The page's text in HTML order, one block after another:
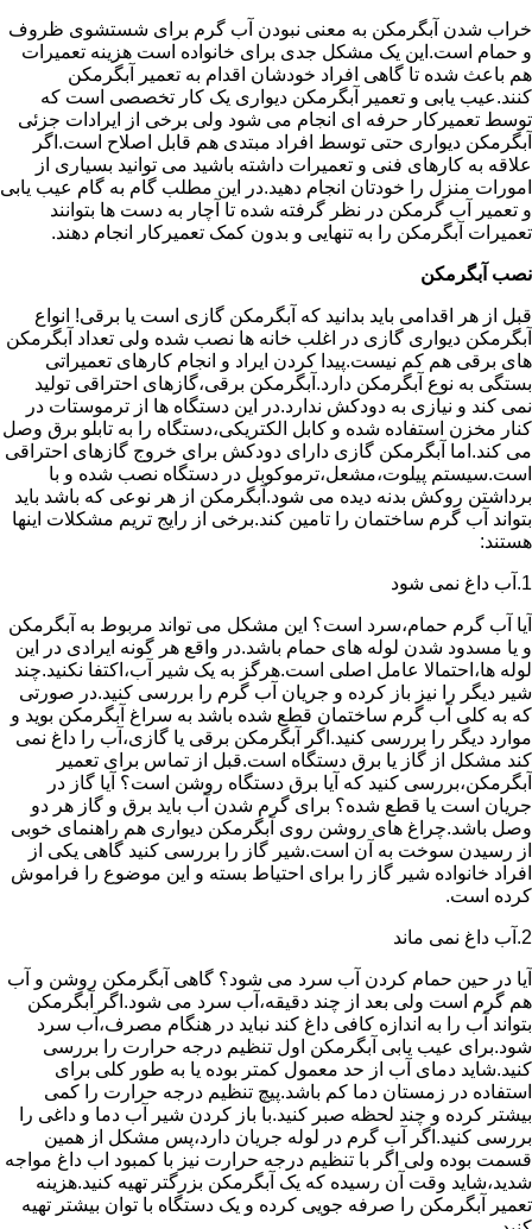
خراب شدن آبگرمکن به معنی نبودن آب گرم برای شستشوی ظروف
و حمام است.این یک مشکل جدی برای خانواده است هزینه تعمیرات
هم باعث شده تا گاهی افراد خودشان اقدام به تعمیر آبگرمکن
کنند.عیب یابی و تعمیر آبگرمکن دیواری یک کار تخصصی است که
توسط تعمیرکار حرفه ای انجام می شود ولی برخی از ایرادات جزئی
آبگرمکن دیواری حتی توسط افراد مبتدی هم قابل اصلاح است.اگر
علاقه به کارهای فنی و تعمیرات داشته باشید می توانید بسیاری از
امورات منزل را خودتان انجام دهید.در این مطلب گام به گام عیب یابی
و تعمیر آب گرمکن در نظر گرفته شده تا آچار به دست ها بتوانند
تعمیرات آبگرمکن را به تنهایی و بدون کمک تعمیرکار انجام دهند.
نصب آبگرمکن
قبل از هر اقدامی باید بدانید که آبگرمکن گازی است یا برقی! انواع
آبگرمکن دیواری گازی در اغلب خانه ها نصب شده ولی تعداد آبگرمکن
های برقی هم کم نیست.پیدا کردن ایراد و انجام کارهای تعمیراتی
بستگی به نوع آبگرمکن دارد.آبگرمکن برقی،گازهای احتراقی تولید
نمی کند و نیازی به دودکش ندارد.در این دستگاه ها از ترموستات در
کنار مخزن استفاده شده و کابل الکتریکی،دستگاه را به تابلو برق وصل
می کند.اما آبگرمکن گازی دارای دودکش برای خروج گازهای احتراقی
است.سیستم پیلوت،مشعل،ترموکوبل در دستگاه نصب شده و با
برداشتن روکش بدنه دیده می شود.آبگرمکن از هر نوعی که باشد باید
بتواند آب گرم ساختمان را تامین کند.برخی از رایج تریم مشکلات اینها
هستند:
1.آب داغ نمی شود
آیا آب گرم حمام،سرد است؟ این مشکل می تواند مربوط به آبگرمکن
و یا مسدود شدن لوله های حمام باشد.در واقع هر گونه ایرادی در این
لوله ها،احتمالا عامل اصلی است.هرگز به یک شیر آب،اکتفا نکنید.چند
شیر دیگر را نیز باز کرده و جریان آب گرم را بررسی کنید.در صورتی
که به کلی آب گرم ساختمان قطع شده باشد به سراغ آبگرمکن بوید و
موارد دیگر را بررسی کنید.اگر آبگرمکن برقی یا گازی،آب را داغ نمی
کند مشکل از گاز یا برق دستگاه است.قبل از تماس برای تعمیر
آبگرمکن،بررسی کنید که آیا برق دستگاه روشن است؟ آیا گاز در
جریان است یا قطع شده؟ برای گرم شدن آب باید برق و گاز هر دو
وصل باشد.چراغ های روشن روی آبگرمکن دیواری هم راهنمای خوبی
از رسیدن سوخت به آن است.شیر گاز را بررسی کنید گاهی یکی از
افراد خانواده شیر گاز را برای احتیاط بسته و این موضوع را فراموش
کرده است.
2.آب داغ نمی ماند
آیا در حین حمام کردن آب سرد می شود؟ گاهی آبگرمکن روشن و آب
هم گرم است ولی بعد از چند دقیقه،آب سرد می شود.اگر آبگرمکن
بتواند آب را به اندازه کافی داغ کند نباید در هنگام مصرف،آب سرد
شود.برای عیب یابی آبگرمکن اول تنظیم درجه حرارت را بررسی
کنید.شاید دمای آب از حد معمول کمتر بوده یا به طور کلی برای
استفاده در زمستان دما کم باشد.پیچ تنظیم درجه حرارت را کمی
بیشتر کرده و چند لحظه صبر کنید.با باز کردن شیر آب دما و داغی را
بررسی کنید.اگر آب گرم در لوله جریان دارد،پس مشکل از همین
قسمت بوده ولی اگر با تنظیم درجه حرارت نیز با کمبود اب داغ مواجه
شدید،شاید وقت آن رسیده که یک آبگرمکن بزرگتر تهیه کنید.هزینه
تعمیر آبگرمکن را صرفه جویی کرده و یک دستگاه با توان بیشتر تهیه